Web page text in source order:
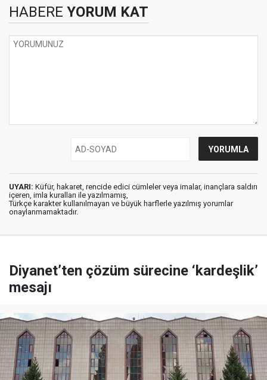
HABERE YORUM KAT
UYARI: Küfür, hakaret, rencide edici cümleler veya imalar, inançlara saldırı
içeren, imla kuralları ile yazılmamış,
Türkçe karakter kullanılmayan ve büyük harflerle yazılmış yorumlar
onaylanmamaktadır.
Diyanet’ten çözüm sürecine ‘kardeşlik’
mesajı